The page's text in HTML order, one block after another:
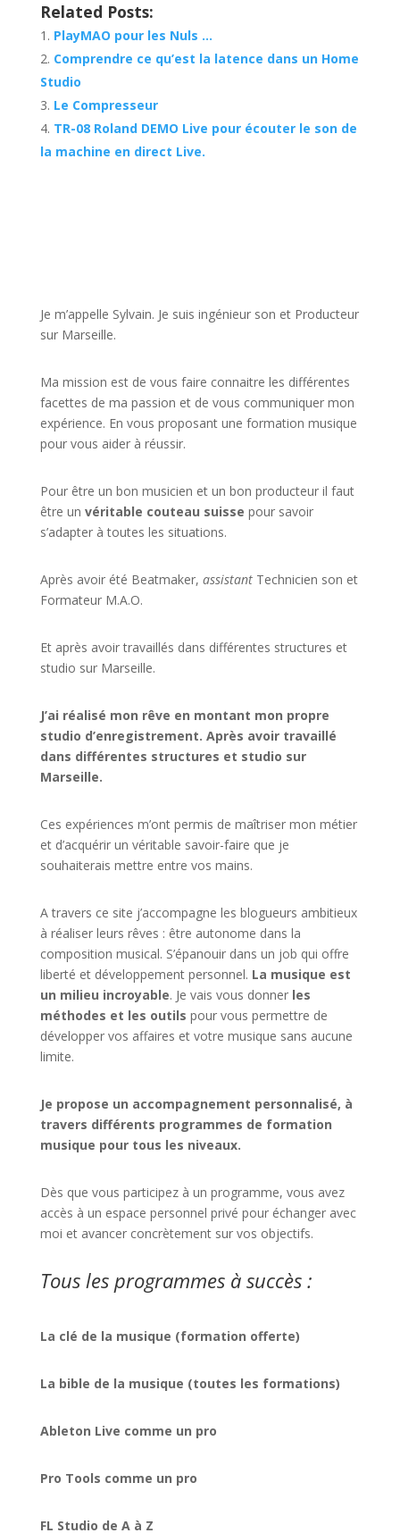
Related Posts:
PlayMAO pour les Nuls …
Comprendre ce qu’est la latence dans un Home
Studio
Le Compresseur
TR-08 Roland DEMO Live pour écouter le son de
la machine en direct Live.
Je m’appelle Sylvain. Je suis ingénieur son et Producteur
sur Marseille.
Ma mission est de vous faire connaitre les différentes
facettes de ma passion et de vous communiquer mon
expérience. En vous proposant une formation musique
pour vous aider à réussir.
Pour être un bon musicien et un bon producteur il faut
être un véritable couteau suisse pour savoir
s’adapter à toutes les situations.
Après avoir été Beatmaker, assistant Technicien son et
Formateur M.A.O.
Et après avoir travaillés dans différentes structures et
studio sur Marseille.
J’ai réalisé mon rêve en montant mon propre
studio d’enregistrement. Après avoir travaillé
dans différentes structures et studio sur
Marseille.
Ces expériences m’ont permis de maîtriser mon métier
et d’acquérir un véritable savoir-faire que je
souhaiterais mettre entre vos mains.
A travers ce site j’accompagne les blogueurs ambitieux
à réaliser leurs rêves : être autonome dans la
composition musical. S’épanouir dans un job qui offre
liberté et développement personnel. La musique est
un milieu incroyable. Je vais vous donner les
méthodes et les outils pour vous permettre de
développer vos affaires et votre musique sans aucune
limite.
Je propose un accompagnement personnalisé, à
travers différents programmes de formation
musique pour tous les niveaux.
Dès que vous participez à un programme, vous avez
accès à un espace personnel privé pour échanger avec
moi et avancer concrètement sur vos objectifs.
Tous les programmes à succès :
La clé de la musique (formation offerte)
La bible de la musique (toutes les formations)
Ableton Live comme un pro
Pro Tools comme un pro
FL Studio de A à Z